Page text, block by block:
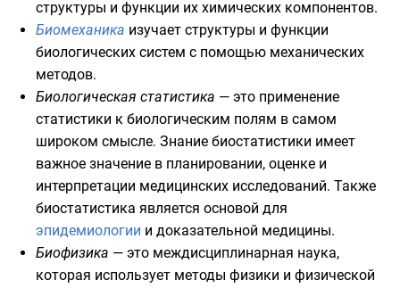
структуры и функции их химических компонентов.
Биомеханика изучает структуры и функции
биологических систем с помощью механических
методов.
Биологическая статистика — это применение
статистики к биологическим полям в самом
широком смысле. Знание биостатистики имеет
важное значение в планировании, оценке и
интерпретации медицинских исследований. Также
биостатистика является основой для
эпидемиологии и доказательной медицины.
Биофизика — это междисциплинарная наука,
которая использует методы физики и физической